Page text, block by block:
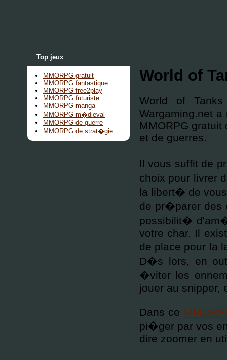
Top jeux
MMORPG gratuit
MMORPG fantastique
MMORPG free2play
MMORPG futuriste
MMORPG manga
MMORPG m�dieval
MMORPG de guerre
MMORPG de strat�gie
World of
World of
Wargaming.net
MMORPG
et de guerres.
Il vous suffit de
choix pour livrer
la libert� de
de pr�parer des
possibilit�
votre char. Il
de place pour la
D�s lors, en
�viter les
jouer au snipper,
Dans ce
pi�ger par vos
dire zoomer en